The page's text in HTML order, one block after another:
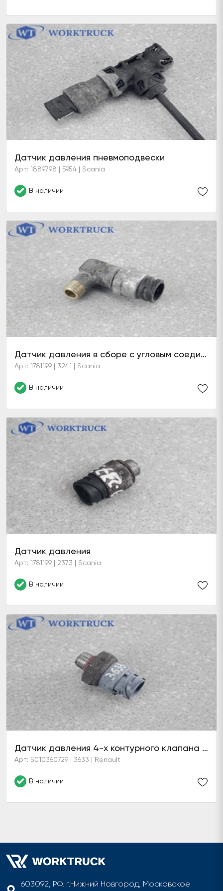
Датчик давления пневмоподвески
Арт: 1889798 | 5954 | Scania
В наличии
Датчик давления в сборе с угловым соединением
Арт: 1781199 | 3241 | Scania
В наличии
Датчик давления
Арт: 1781199 | 2373 | Scania
В наличии
Датчик давления 4-х контурного клапана Renault
Арт: 5010360729 | 3633 | Renault
В наличии
603092, РФ, г.Нижний Новгород, Московское